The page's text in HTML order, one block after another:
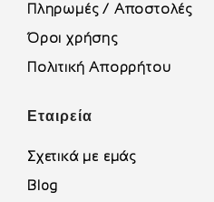
Πληρωμές / Αποστολές
Όροι χρήσης
Πολιτική Απορρήτου
Εταιρεία
Σχετικά με εμάς
Blog